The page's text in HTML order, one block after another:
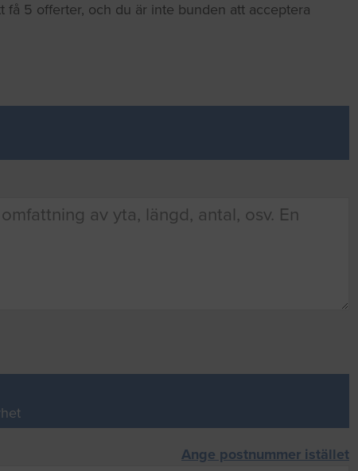
få 5 offerter, och du är inte bunden att acceptera
Ange postnummer istället